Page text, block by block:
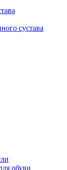
сустава
обуви